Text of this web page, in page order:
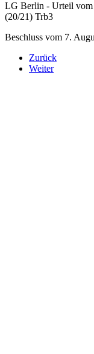
LG Berlin - Urteil vom
(20/21) Trb3
Beschluss vom 7.
Zurück
Weiter